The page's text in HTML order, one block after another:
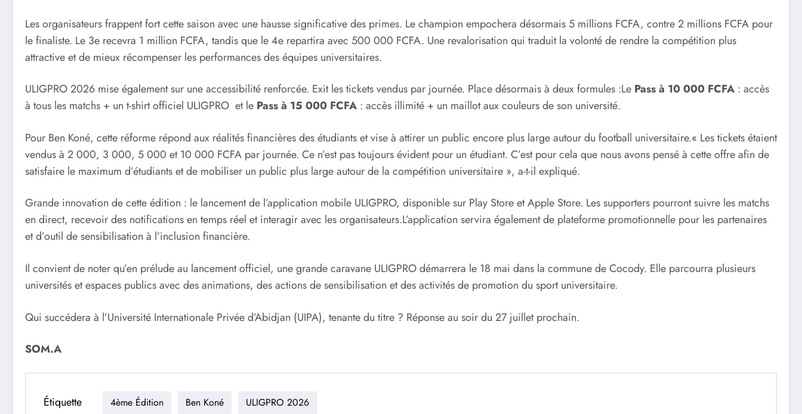
Les organisateurs frappent fort cette saison avec une hausse significative des primes. Le champion empochera désormais 5 millions FCFA, contre 2 millions FCFA pour
le finaliste. Le 3e recevra 1 million FCFA, tandis que le 4e repartira avec 500 000 FCFA. Une revalorisation qui traduit la volonté de rendre la compétition plus
attractive et de mieux récompenser les performances des équipes universitaires.
ULIGPRO 2026 mise également sur une accessibilité renforcée. Exit les tickets vendus par journée. Place désormais à deux formules :Le Pass à 10 000 FCFA : accès
à tous les matchs + un t-shirt officiel ULIGPRO et le Pass à 15 000 FCFA : accès illimité + un maillot aux couleurs de son université.
Pour Ben Koné, cette réforme répond aux réalités financières des étudiants et vise à attirer un public encore plus large autour du football universitaire.« Les tickets étaient
vendus à 2 000, 3 000, 5 000 et 10 000 FCFA par journée. Ce n’est pas toujours évident pour un étudiant. C’est pour cela que nous avons pensé à cette offre afin de
satisfaire le maximum d’étudiants et de mobiliser un public plus large autour de la compétition universitaire », a-t-il expliqué.
Grande innovation de cette édition : le lancement de l’application mobile ULIGPRO, disponible sur Play Store et Apple Store. Les supporters pourront suivre les matchs
en direct, recevoir des notifications en temps réel et interagir avec les organisateurs.L’application servira également de plateforme promotionnelle pour les partenaires
et d’outil de sensibilisation à l’inclusion financière.
Il convient de noter qu’en prélude au lancement officiel, une grande caravane ULIGPRO démarrera le 18 mai dans la commune de Cocody. Elle parcourra plusieurs
universités et espaces publics avec des animations, des actions de sensibilisation et des activités de promotion du sport universitaire.
Qui succédera à l’Université Internationale Privée d’Abidjan (UIPA), tenante du titre ? Réponse au soir du 27 juillet prochain.
SOM.A
Étiquette 4ème Édition Ben Koné ULIGPRO 2026